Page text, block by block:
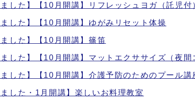
ました】【10月開講】リフレッシュヨガ（託児付
ました】【10月開講】ゆがみリセット体操
ました】【10月開講】篠笛
ました】【10月開講】マットエクササイズ（夜間
ました】【10月開講】介護予防のためのプール講
ました・1月開講】楽しいお料理教室